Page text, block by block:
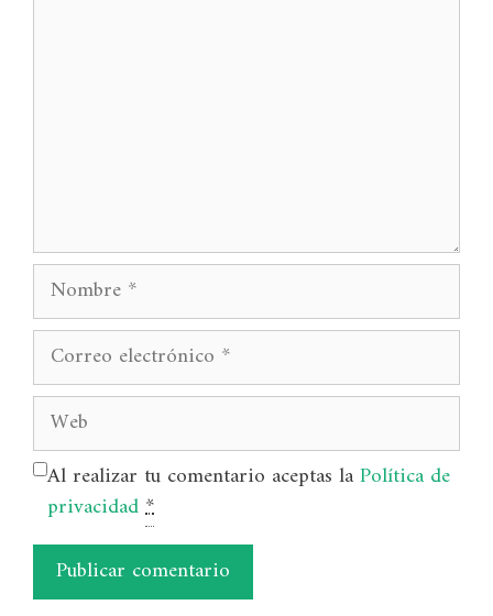
Nombre
Correo
electrónico
Web
Al realizar tu comentario aceptas laPolítica de
privacidad*